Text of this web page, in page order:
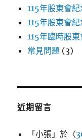
115年股東會紀
115年股東會紀
115年臨時股
常見問題 (3)
近期留言
「小張 」於〈